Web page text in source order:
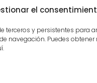
el
terceros y persistentes para
navegación. Puedes